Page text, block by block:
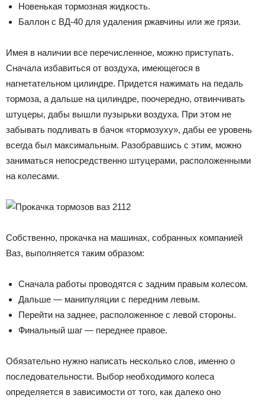
Новенькая тормозная жидкость.
Баллон с ВД-40 для удаления ржавчины или же грязи.
Имея в наличии все перечисленное, можно приступать.
Сначала избавиться от воздуха, имеющегося в
нагнетательном цилиндре. Придется нажимать на педаль
тормоза, а дальше на цилиндре, поочередно, отвинчивать
штуцеры, дабы вышли пузырьки воздуха. При этом не
забывать подливать в бачок «тормозуху», дабы ее уровень
всегда был максимальным. Разобравшись с этим, можно
заниматься непосредственно штуцерами, расположенными
на колесами.
Собственно, прокачка на машинах, собранных компанией
Ваз, выполняется таким образом:
Сначала работы проводятся с задним правым колесом.
Дальше — манипуляции с передним левым.
Перейти на заднее, расположенное с левой стороны.
Финальный шаг — переднее правое.
Обязательно нужно написать несколько слов, именно о
последовательности. Выбор необходимого колеса
определяется в зависимости от того, как далеко оно